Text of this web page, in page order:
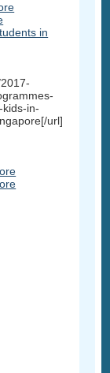
in
in-
url]